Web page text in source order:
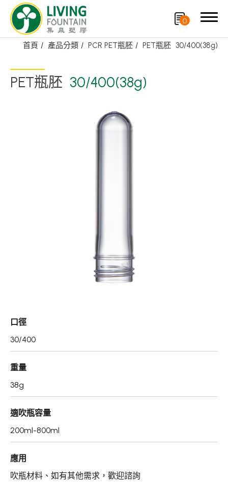
0
首頁 產品分類 PCR PET瓶胚 PET瓶胚 30/400(38g)
PET瓶胚 30/400(38g)
口徑
30/400
重量
38g
適吹瓶容量
200ml-800ml
應用
吹瓶材料、如有其他需求，歡迎諮詢
真空瓶/乳霜罐/肥皂盒
噴霧頭/隨身瓶/滾珠瓶
專利技術品牌
OEM/ODM服務
應用領域
永續發展
關於集泉